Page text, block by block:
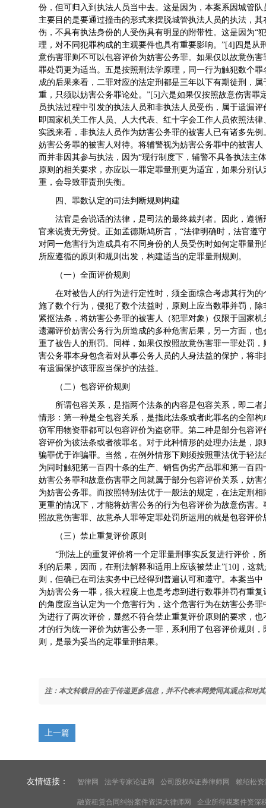
份，但可归入到执法人员当中去。这是因为，本案系因城管
主要目的是要通过撞击的形式来摆脱城管执法人员的执法，
伤，不具有执法身份的人受伤具有明显的附带性。这是因为“
理，对不同犯罪构成的主观要件也具有重要影响。”[4]四是
意伤害罪则不可以包容评价为妨害公务罪。如果仅以故意伤
罪处罚更为适当。五是按照刑法学原理，同一行为触犯数个
成的后果来看，二罪对应的法定刑都是三年以下有期徒刑，
重，只须以妨害公务罪论处。”[5]六是如果仅按照故意伤害
员执法过程中引发的执法人员和非执法人员受伤，属于遗漏
即国家机关工作人员、人大代表、红十字会工作人员依照法
实践来看，非执法人员作为妨害公务罪的被害人已有诸多先
妨害公务罪的被害人对待。将辅警视为妨害公务罪中的被害
而并非因其参与执法，因为“现行制度下，辅警不具备执法
原则的相关要求，亦应以一罪定罪量刑更为适宜，如果分别
重，会导致罪责刑失衡。
四、罪数认定的司法判断规则构建
法官是会说话的法律，是司法的最终裁判者。因此，遵
官来说责无旁贷。正如孟德斯鸠所言，“法律明确时，法官遵
对同一危害行为造成具有不同身份的人员受伤时如何定罪量
所应遵循的原则和规则出发，构建适当的定罪量刑规则。
（一）全面评价规则
在对被告人的行为进行定性时，须全面综合考虑其行为
施了数个行为，侵犯了数个法益时，原则上应当数罪并罚，
紧抠法条，将妨害公务罪的被害人（犯罪对象）仅限于国家
遗漏评价妨害公务行为所造成的多种危害后果，另一方面，
重了被告人的刑罚。同样，如果仅按照故意伤害罪一罪处罚
害公务罪本身包含着对从事公务人员的人身法益的保护，将
有遗漏保护该罪应当保护的法益。
（二）包容评价规则
所谓包容关系，是指两个法条的内容是包容关系，即二
情形：第一种是全包容关系，是指此法条或者此罪名的全部
窃军用物资罪都可以包容评价为盗窃罪。第二种是部分包容
容评价为彼法条或者彼罪名。对于此种情形的处理办法是，
骗罪优于诈骗罪。当然，在例外情形下则须按照重法优于轻
为同时触犯第一百四十条的生产、销售伪劣产品罪和第一百
妨害公务罪和故意伤害罪之间就属于部分包容评价关系，妨
为妨害公务罪。而按照特别法优于一般法的规定，在法定刑
更重的情况下，才能将妨害公务的行为包容评价为故意伤害
照故意伤害罪、故意杀人罪等定罪处罚所运用的就是包容评价
（三）禁止重复评价原则
“刑法上的重复评价将一个定罪量刑事实反复进行评价，
利的后果，因而，在刑法解释和适用上应该被禁止”[10]，这
则，但确已在司法实务中已经得到普遍认可和遵守。本案当
为妨害公务一罪，很大程度上也是考虑到进行数罪并罚有重
的角度应当认定为一个危害行为，这个危害行为在妨害公务
为进行了两次评价，显然不符合禁止重复评价原则的要求，
才的行为统一评价为妨害公务一罪，系利用了包容评价规则
则，是最为妥当的定罪量刑结果。
注：本文转载目的在于传递更多信息，并不代表本网赞同其观点和对
上一篇
友情链接： 智律网 法学专家论证网 公司股权&证券律师网 赖绍松资
融资租赁合同纠纷案件资深大律师网 企业所得税案件资深